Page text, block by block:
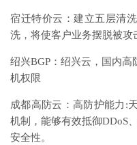
宿迁特价云：建立五层清
洗，将使客户业务摆脱被攻
绍兴BGP：绍兴云，国内高
机权限
成都高防云：高防护能力:
机制，能够有效抵御DDoS
安全性。